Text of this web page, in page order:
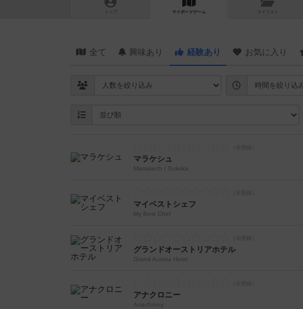
トップ マイボードゲーム マイリスト
全て 興味あり 経験あり お気に入り
マラケシュ
Marrakech / Suleika
マイベストシェフ
My Best Chef
グランドオーストリアホテル
Grand Austria Hotel
アナクロニー
Anachrony